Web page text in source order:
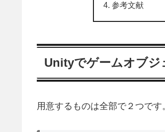
参考文献
Unityでゲームオブジ
用意するものは全部で２つです